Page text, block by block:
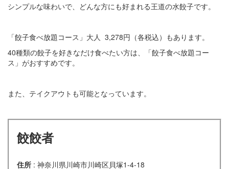
シンプルな味わいで、どんな方にも好まれる王道の水餃子です。
「餃子食べ放題コース」大人 3,278円（各税込）もあります。
40種類の餃子を好きなだけ食べたい方は、「餃子食べ放題コー
ス」がおすすめです。
また、テイクアウトも可能となっています。
餃餃者
住所 : 神奈川県川崎市川崎区貝塚1-4-18